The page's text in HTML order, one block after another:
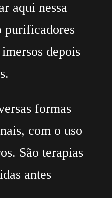
aqui nessa
purificadores
depois
formas
com o uso
São terapias
antes